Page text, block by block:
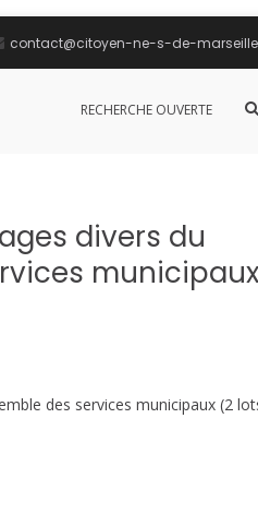
contact@citoyen-ne-s-de-
RECHERCHE OUVERTE
divers du
municipaux
des services municipaux (2